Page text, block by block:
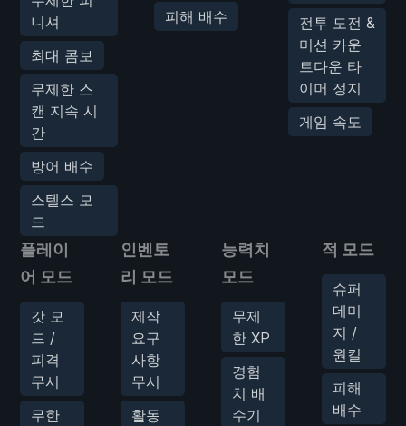
니셔
최대 콤보
무제한 스
캔 지속 시
간
방어 배수
스텔스 모
드
피해 배수
전투 도전 &
미션 카운
트다운 타
이머 정지
게임 속도
플레이
어 모드
갓 모
드 /
피격
무시
무한
인벤토
리 모드
제작
요구
사항
무시
활동
능력치
모드
무제
한 XP
경험
치 배
수기
적 모드
슈퍼
데미
지 /
원킬
피해
배수